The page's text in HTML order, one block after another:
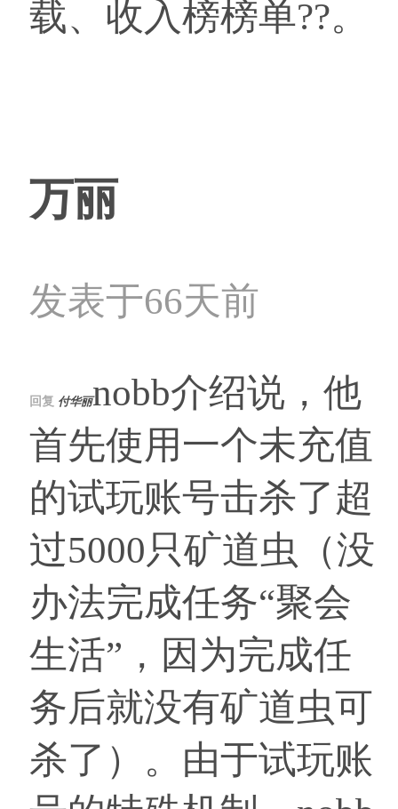
载、收入榜榜单??。
万丽
发表于66天前
回复 付华丽nobb介绍说，他
首先使用一个未充值
的试玩账号击杀了超
过5000只矿道虫（没
办法完成任务“聚会
生活”，因为完成任
务后就没有矿道虫可
杀了）。由于试玩账